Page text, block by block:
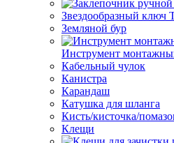
Звездообразный ключ
Земляной бур
Инструмент
Кабельный чулок
Канистра
Карандаш
Катушка для шланга
Кисть/кисточка/
Клещи